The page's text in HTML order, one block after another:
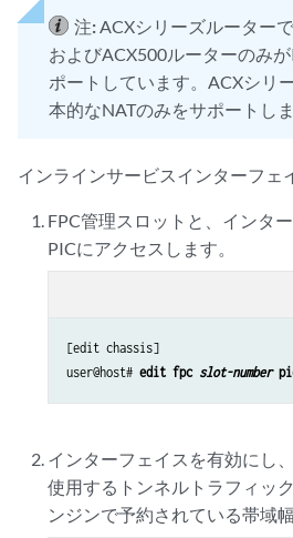
注:ACXシリーズルーター
およびACX500ルーターのみ
ポートしています。ACXシリ
本的なNATのみをサポートしま
インラインサービスインターフェ
FPC管理スロットと、インタ
PICにアクセスします。
[edit chassis]
user@host# edit fpc slot-number
インターフェイスを有効にし
使用するトンネルトラフィッ
ンジンで予約されている帯域